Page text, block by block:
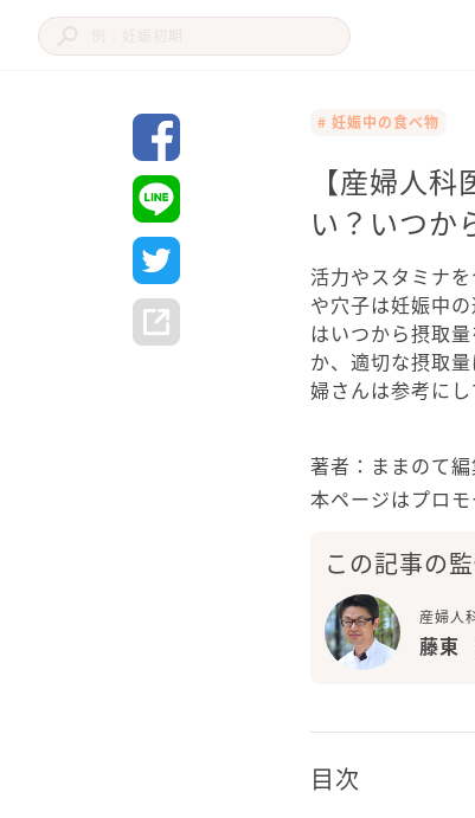
# 妊娠中の食べ物
【産婦人
い？いつか
活力やスタミナ
や穴子は妊娠中
はいつから摂取
か、適切な摂取
婦さんは参考にし
著者：ままのて
本ページはプロ
この記事の
産婦人
藤東
目次